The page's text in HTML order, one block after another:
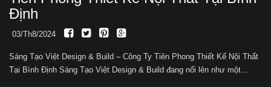
Định
03/Th8/2024
Sáng Tạo Việt Design & Build – Công Ty Tiên Phong Thiết Kế Nội Thất
Tại Bình Định Sáng Tạo Việt Design & Build đang nổi lên như một...